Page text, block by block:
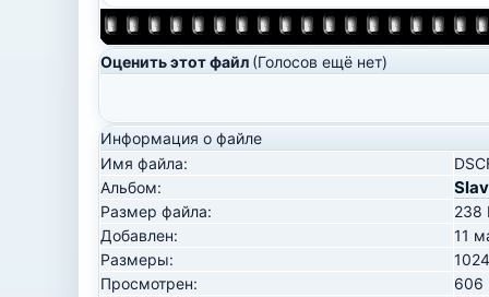
Оценить этот файл (Голосов ещё нет)
Информация о файле
Имя файла:
Альбом:
Размер файла:
238
Добавлен:
11
Размеры:
Просмотрен:
606